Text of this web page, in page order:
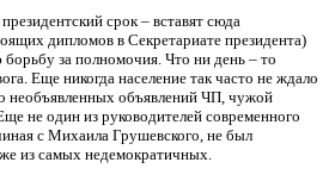
срок – вставят сюда
дипломов в Секретариате президента)
за полномочия. Что ни день – то
Еще никогда население так часто не ждало
необъявленных объявлений ЧП, чужой
не один из руководителей современного
с Михаила Грушевского, не был
из самых недемократичных.